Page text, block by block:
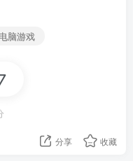
电脑游戏
分享 收藏